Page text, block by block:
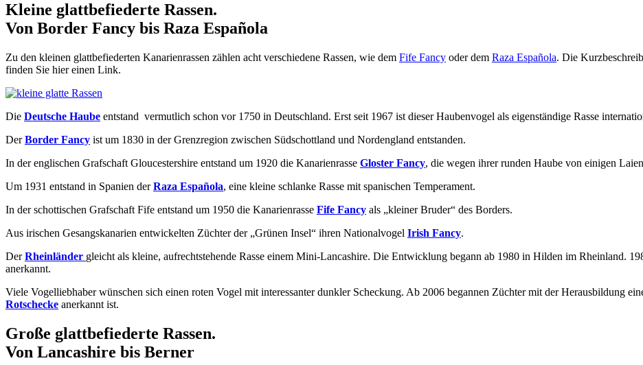
Kleine glattbefiederte Rassen.
Von Border Fancy bis Raza Española
Zu den kleinen glattbefiederten Kanarienrassen zählen acht verschiedene Rassen, wie dem Fife Fancy oder dem Raza Española. Die
finden Sie hier einen Link.
Die Deutsche Haube entstand vermutlich schon vor 1750 in Deutschland. Erst seit 1967 ist dieser Haubenvogel als eigenständige Rasse
DerBorder Fancy ist um 1830 in der Grenzregion zwischen Südschottland und Nordengland entstanden.
In der englischen Grafschaft Gloucestershire entstand um 1920 die Kanarienrasse Gloster Fancy, die wegen ihrer runden Haube von einigen
Um 1931 entstand in Spanien derRaza Española, eine kleine schlanke Rasse mit spanischen Temperament.
In der schottischen Grafschaft Fife entstand um 1950 die Kanarienrasse Fife Fancy als „kleiner Bruder“ des Borders.
Aus irischen Gesangskanarien entwickelten Züchter der „Grünen Insel“ ihren Nationalvogel Irish Fancy.
DerRheinländer gleicht als kleine, aufrechtstehende Rasse einem Mini-Lancashire. Die Entwicklung begann ab 1980 in Hilden im Rheinland.
anerkannt.
Viele Vogelliebhaber wünschen sich einen roten Vogel mit interessanter dunkler Scheckung. Ab 2006 begannen Züchter mit der Herausbildung
Rotschecke anerkannt ist.
Große glattbefiederte Rassen.
Von Lancashire bis Berner